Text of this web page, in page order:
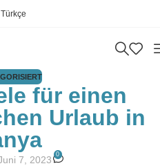
Türkçe
für einen
Urlaub in
7, 2023 0